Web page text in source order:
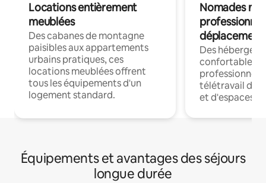
Locations entièrement
meublées
Des cabanes de montagne
paisibles aux appartements
urbains pratiques, ces
locations meublées offrent
tous les équipements d'un
logement standard.
Nomades
déplacement
Des
confortables
professionnels
télétravail
et d'espaces
Équipements et avantages des séjours
longue durée